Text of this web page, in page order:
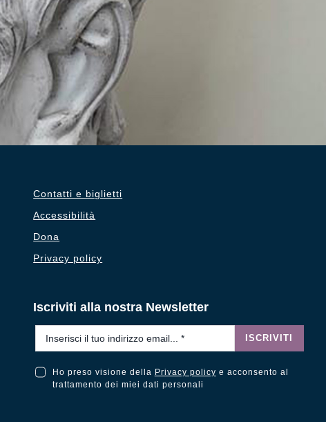
Contatti e biglietti
Accessibilità
Dona
Privacy policy
Iscriviti alla nostra Newsletter
ISCRIVITI
Ho preso visione della Privacy policy e acconsento al
trattamento dei miei dati personali